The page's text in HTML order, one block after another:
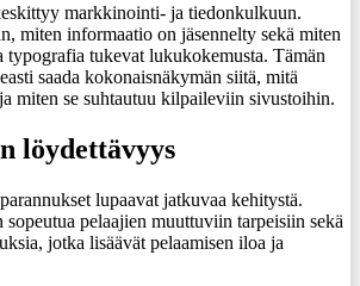
markkinointi- ja tiedonkulkuun.
miten informaatio on jäsennelty sekä miten
typografia tukevat lukukokemusta. Tämän
saada kokonaisnäkymän siitä, mitä
miten se suhtautuu kilpaileviin sivustoihin.
löydettävyys
lupaavat jatkuvaa kehitystä.
sopeutua pelaajien muuttuviin tarpeisiin sekä
jotka lisäävät pelaamisen iloa ja